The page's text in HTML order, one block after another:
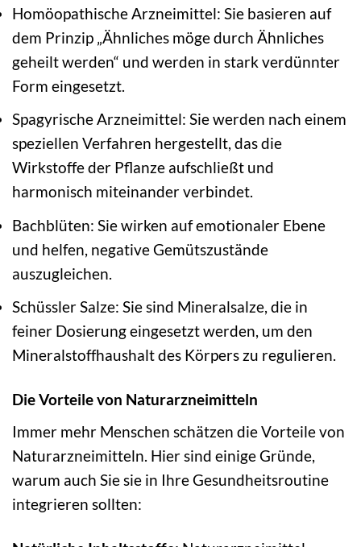
Homöopathische Arzneimittel: Sie basieren auf
dem Prinzip „Ähnliches möge durch Ähnliches
geheilt werden“ und werden in stark verdünnter
Form eingesetzt.
Spagyrische Arzneimittel: Sie werden nach einem
speziellen Verfahren hergestellt, das die
Wirkstoffe der Pflanze aufschließt und
harmonisch miteinander verbindet.
Bachblüten: Sie wirken auf emotionaler Ebene
und helfen, negative Gemütszustände
auszugleichen.
Schüssler Salze: Sie sind Mineralsalze, die in
feiner Dosierung eingesetzt werden, um den
Mineralstoffhaushalt des Körpers zu regulieren.
Die Vorteile von Naturarzneimitteln
Immer mehr Menschen schätzen die Vorteile von
Naturarzneimitteln. Hier sind einige Gründe,
warum auch Sie sie in Ihre Gesundheitsroutine
integrieren sollten: